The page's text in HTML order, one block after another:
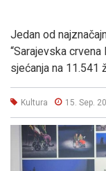
Jedan od
“Sarajevska
sjećanja na 11.541
Kultura 15. Sep.